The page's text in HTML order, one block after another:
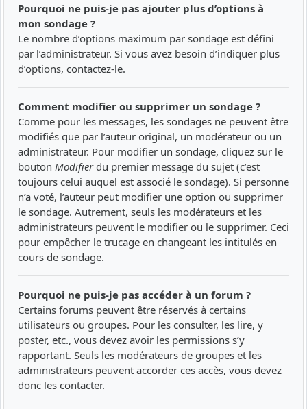
Pourquoi ne puis-je pas ajouter plus d’options à
mon sondage ?
Le nombre d’options maximum par sondage est défini
par l’administrateur. Si vous avez besoin d’indiquer plus
d’options, contactez-le.
Comment modifier ou supprimer un sondage ?
Comme pour les messages, les sondages ne peuvent être
modifiés que par l’auteur original, un modérateur ou un
administrateur. Pour modifier un sondage, cliquez sur le
bouton Modifierdu premier message du sujet (c’est
toujours celui auquel est associé le sondage). Si personne
n’a voté, l’auteur peut modifier une option ou supprimer
le sondage. Autrement, seuls les modérateurs et les
administrateurs peuvent le modifier ou le supprimer. Ceci
pour empêcher le trucage en changeant les intitulés en
cours de sondage.
Pourquoi ne puis-je pas accéder à un forum ?
Certains forums peuvent être réservés à certains
utilisateurs ou groupes. Pour les consulter, les lire, y
poster, etc., vous devez avoir les permissions s’y
rapportant. Seuls les modérateurs de groupes et les
administrateurs peuvent accorder ces accès, vous devez
donc les contacter.